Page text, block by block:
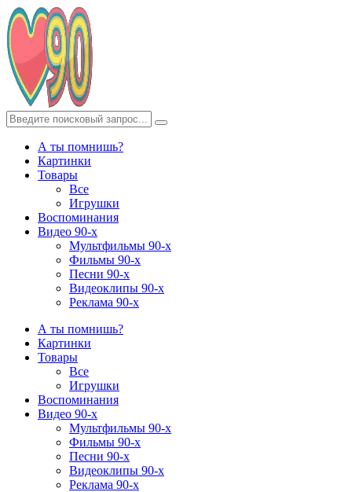
А ты помнишь?
Картинки
Товары
Все
Игрушки
Воспоминания
Видео 90-х
Мультфильмы 90-х
Фильмы 90-х
Песни 90-х
Видеоклипы 90-х
Реклама 90-х
А ты помнишь?
Картинки
Товары
Все
Игрушки
Воспоминания
Видео 90-х
Мультфильмы 90-х
Фильмы 90-х
Песни 90-х
Видеоклипы 90-х
Реклама 90-х